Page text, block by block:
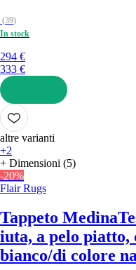
(39)
In stock
294 €
333 €
AGGIUNGI
altre varianti
+2
+ Dimensioni (5)
-20%
Flair Rugs
Tappeto Medina
iuta, a pelo piatto,
bianco/di colore